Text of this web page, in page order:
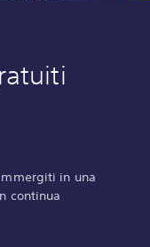
in una
continua